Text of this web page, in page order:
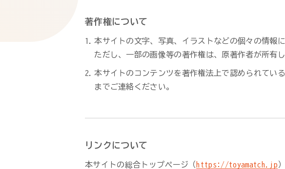
著作権について
本サイトの文字、写真、イラストなどの個々の情報
ただし、一部の画像等の著作権は、原著作者が所有し
本サイトのコンテンツを著作権法上で認められてい
までご連絡ください。
リンクについて
本サイトの総合トップページ（ https://toyamatch.jp